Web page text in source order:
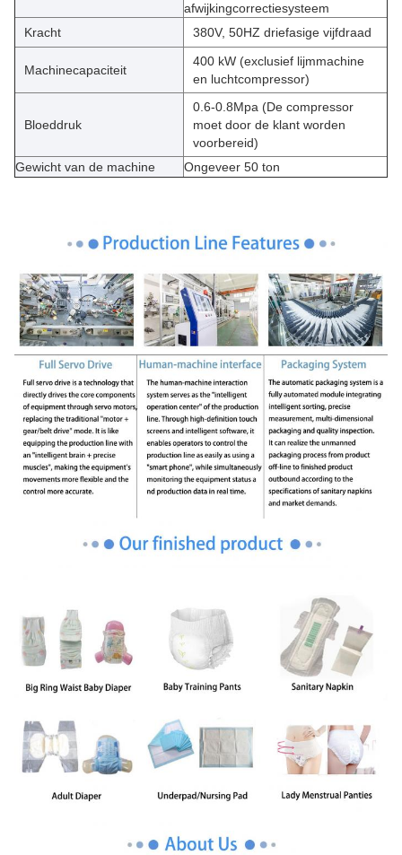
afwijkingcorrectiesysteem
Kracht
380V, 50HZ driefasige vijfdraad
Machinecapaciteit
400 kW (exclusief lijmmachine
en luchtcompressor)
Bloeddruk
0.6-0.8Mpa (De compressor
moet door de klant worden
voorbereid)
Gewicht van de machine
Ongeveer 50 ton